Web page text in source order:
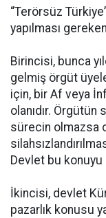
“Terörsüz
yapılması
Birincisi, bunca
gelmiş örgüt
için, bir Af veya
olanıdır. Örgütün
sürecin olmazsa
Devlet bu
İkincisi, devlet
pazarlık konusu